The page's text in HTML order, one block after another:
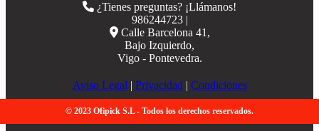
¿Tienes preguntas? ¡Llámanos!
986244723 |
Calle Barcelona 41,
Bajo Izquierdo,
Vigo - Pontevedra.
Aviso Legal| Privacidad| Condiciones
© 2023 Ofipick S.L - Todos los derechos reservados.